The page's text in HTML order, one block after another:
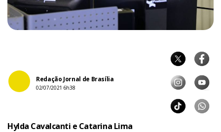
Redação Jornal de Brasília
02/07/2021 6h38
Hylda Cavalcanti e Catarina Lima